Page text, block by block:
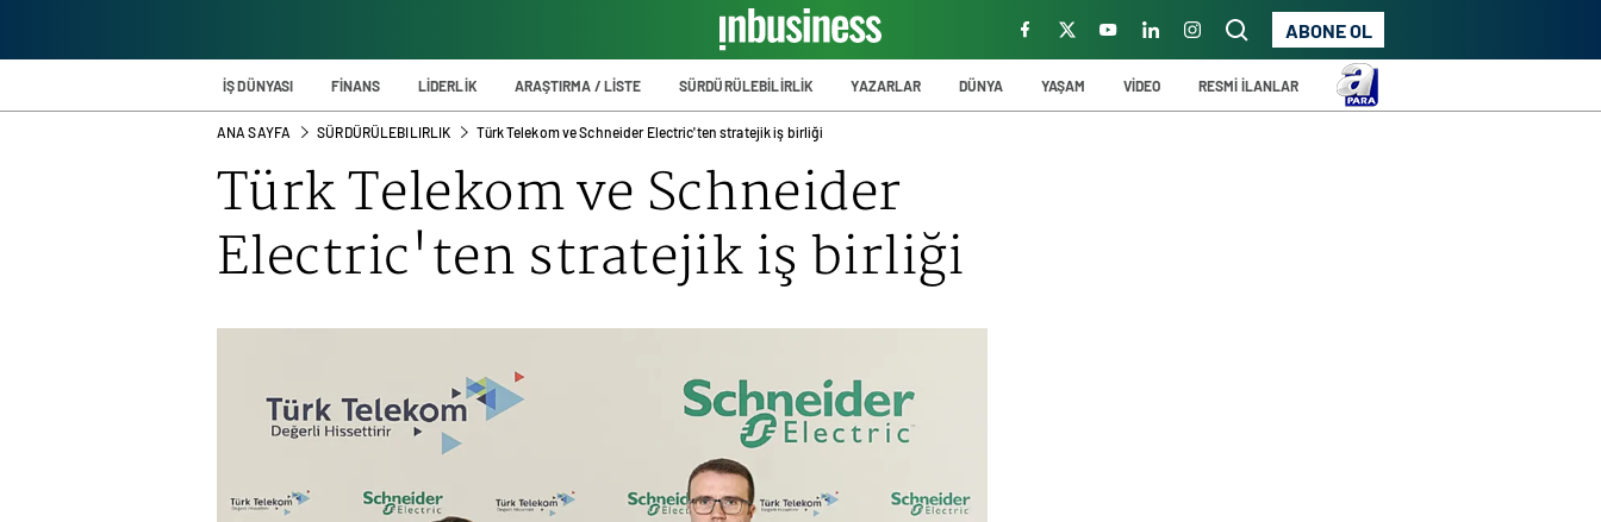
ABONE OL
İŞ DÜNYASI FİNANS LİDERLİK ARAŞTIRMA / LİSTE SÜRDÜRÜLEBİLİRLİK YAZARLAR DÜNYA YAŞAM VİDEO RESMİ İLANLAR
ANA SAYFA SÜRDÜRÜLEBILIRLIK Türk Telekom ve Schneider Electric'ten stratejik iş birliği
Türk Telekomve Schneider
Electric'ten stratejik iş birliği